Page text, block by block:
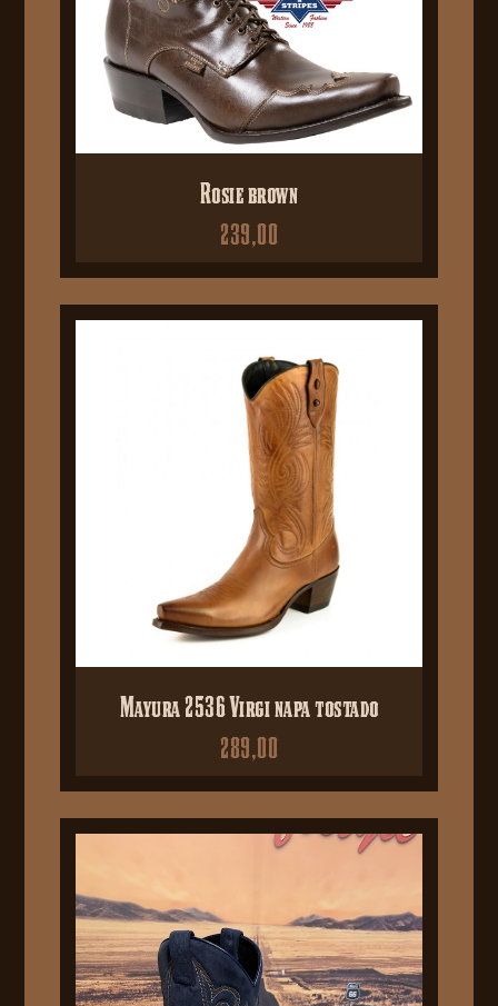
Rosie brown
239,00
Mayura 2536 Virgi napa tostado
289,00